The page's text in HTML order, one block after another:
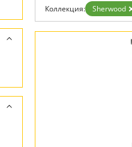
Прованс
Современный
Хай тек
Коллекция: Sherwood